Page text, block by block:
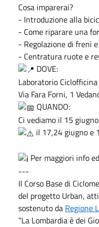
Cosa imparerai?
- Introduzione alla
- Come riparare una
- Regolazione di freni
- Centratura ruote e
DOVE:
Laboratorio Ciclofficina
Via Fara Forni, 1
QUANDO:
Ci vediamo il 15
il 17,24 giugno e
Per maggiori info
---
Il Corso Base di
del progetto Urban,
sostenuto da Regione
“La Lombardia è dei